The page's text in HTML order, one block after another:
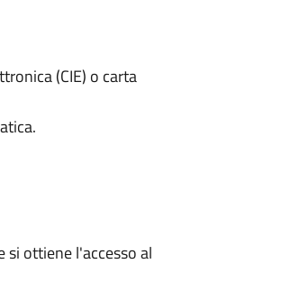
(CIE) o carta
ottiene l'accesso al